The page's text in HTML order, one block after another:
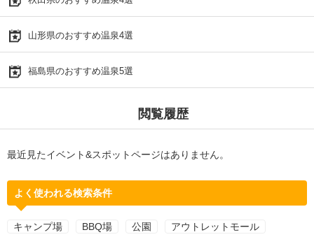
山形県のおすすめ温泉4選
福島県のおすすめ温泉5選
閲覧履歴
最近見たイベント&スポットページはありません。
よく使われる検索条件
キャンプ場 BBQ場 公園 アウトレットモール